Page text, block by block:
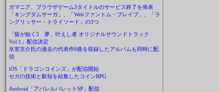
ガマニア、ブラウザゲーム3タイトルのサービス終了を発表
「キングダムサーガ」、「Webファントム・ブレイブ」、「ラ
ングリッサー・トライソード」の3つ
「龍が如く5 夢、叶えし者 オリジナルサウンドトラック
Vol.1」配信決定
氷室京介氏の過去の代表作6曲を収録したアルバムも同時に配
信
iOS「ドラゴンコインズ」が配信開始
セガの技術と叡知を結集したコインRPG
Android「アパレルパレットSP」配信